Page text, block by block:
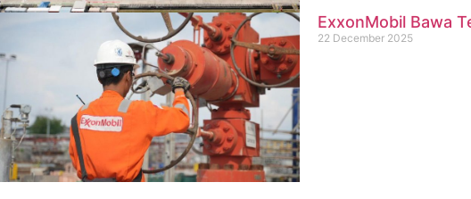
ExxonMobil Bawa
22 December 2025